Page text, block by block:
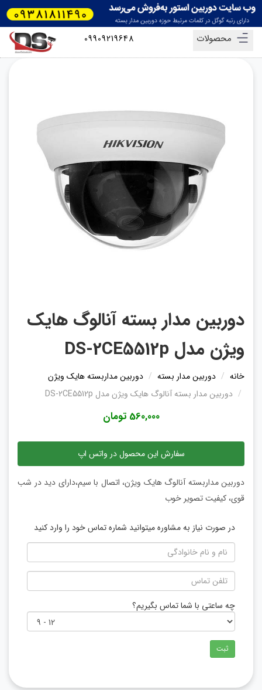
محصولات 09909219648
دوربین مدار بسته آنالوگ هایک
ویژن مدل DS-2CE5512p
خانه دوربین مدار بسته
دوربین مداربسته هایک ویژن
دوربین مدار بسته آنالوگ هایک ویژن مدل DS-2CE5512p
560,000 تومان
سفارش این محصول در واتس اپ
دوربین مداربسته آنالوگ هایک ویژن، اتصال با سیم،دارای دید در شب
قوی، کیفیت تصویر خوب
در صورت نیاز به مشاوره میتوانید شماره تماس خود را وارد کنید
چه ساعتی با شما تماس بگیریم؟
ثبت